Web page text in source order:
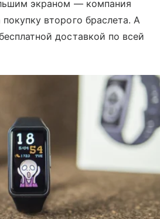
экраном — компания
второго браслета. А
доставкой по всей